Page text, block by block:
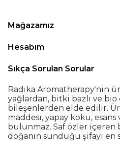
Mağazamız
Hesabım
Sıkça Sorulan Sorular
Radika Aromatherapy'nin
yağlardan, bitki bazlı ve
bileşenlerden elde edilir.
maddesi, yapay koku,
bulunmaz. Saf özler içeren
doğanın sunduğu şifayı en